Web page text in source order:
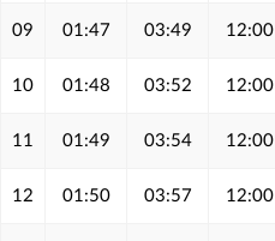
09 01:47 03:49 12:00
10 01:48 03:52 12:00
11 01:49 03:54 12:00
12 01:50 03:57 12:00